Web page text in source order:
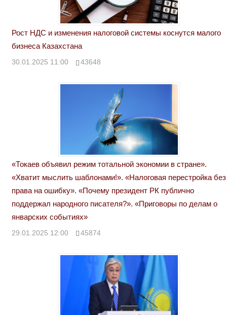
Рост НДС и изменения налоговой системы коснутся малого
бизнеса Казахстана
30.01.2025 11:00 43648
«Токаев объявил режим тотальной экономии в стране».
«Хватит мыслить шаблонами!». «Налоговая перестройка без
права на ошибку». «Почему президент РК публично
поддержал народного писателя?». «Приговоры по делам о
январских событиях»
29.01.2025 12:00 45874